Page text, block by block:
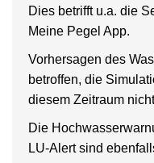
Dies betrifft u.a. die
Meine Pegel App.
Vorhersagen des
betroffen, die
diesem Zeitraum
Die
LU-Alert sind